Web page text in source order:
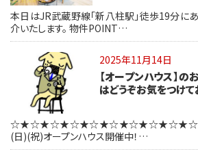
本日はJR武蔵野線「新八柱駅」徒歩19分に
介いたします。 物件POINT…
2025年11月14日
【オープンハウス】
はどうぞお気をつけて
(日)(祝)オープンハウス開催中！…